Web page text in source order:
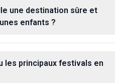
une destination sûre et
enfants ?
les principaux festivals en